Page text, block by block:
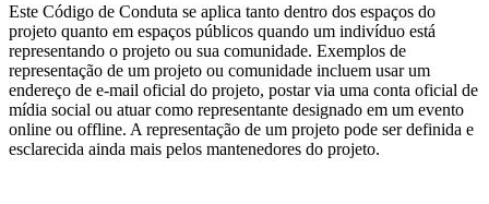
Este Código de Conduta se aplica tanto dentro dos espaços do
projeto quanto em espaços públicos quando um indivíduo está
representando o projeto ou sua comunidade. Exemplos de
representação de um projeto ou comunidade incluem usar um
endereço de e-mail oficial do projeto, postar via uma conta oficial de
mídia social ou atuar como representante designado em um evento
online ou offline. A representação de um projeto pode ser definida e
esclarecida ainda mais pelos mantenedores do projeto.